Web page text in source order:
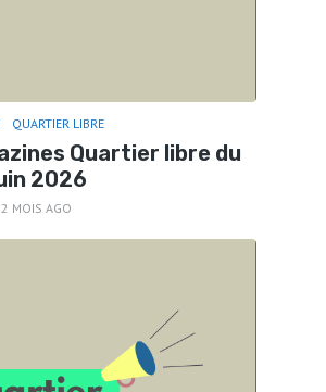
QUARTIER LIBRE
Quartier libre du
2026
2 MOIS AGO